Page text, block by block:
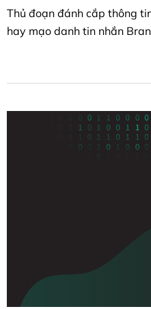
Thủ đoạn đánh cắp thông
hay mạo danh tin nhắn